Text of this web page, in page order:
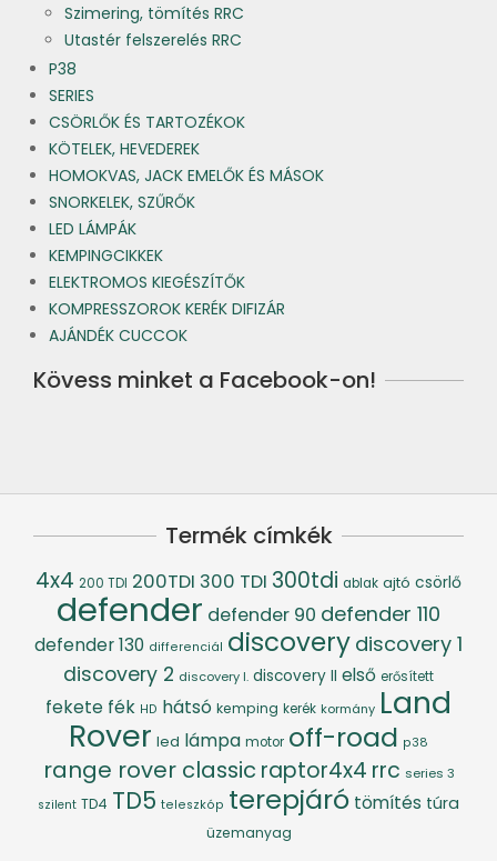
Szimering, tömítés RRC
Utastér felszerelés RRC
P38
SERIES
CSÖRLŐK ÉS TARTOZÉKOK
KÖTELEK, HEVEDEREK
HOMOKVAS, JACK EMELŐK ÉS MÁSOK
SNORKELEK, SZŰRŐK
LED LÁMPÁK
KEMPINGCIKKEK
ELEKTROMOS KIEGÉSZÍTŐK
KOMPRESSZOROK KERÉK DIFIZÁR
AJÁNDÉK CUCCOK
Kövess minket a Facebook-on!
Termék címkék
4x4 200 TDI 200TDI 300 TDI 300tdi ablak ajtó csörlő
defender defender 90 defender 110
defender 130 differenciál discovery discovery 1
discovery 2 discovery I. discovery II első erősített
fekete fék HD hátsó kemping kerék kormány Land
Rover led lámpa motor off-road p38
range rover classic raptor4x4 rrc series 3
szilent TD4 TD5 teleszkóp terepjáró tömítés túra
üzemanyag